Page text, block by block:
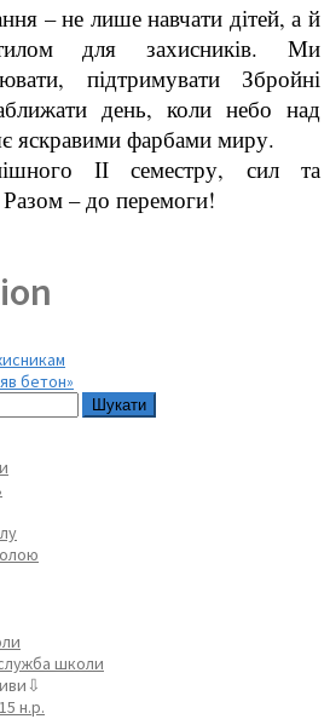
– не лише навчати дітей, а й
для захисників. Ми
підтримувати Збройні
день, коли небо над
яскравими фарбами миру.
ІІ семестру, сил та
Разом – до перемоги!
бетон»
школи
н.р.